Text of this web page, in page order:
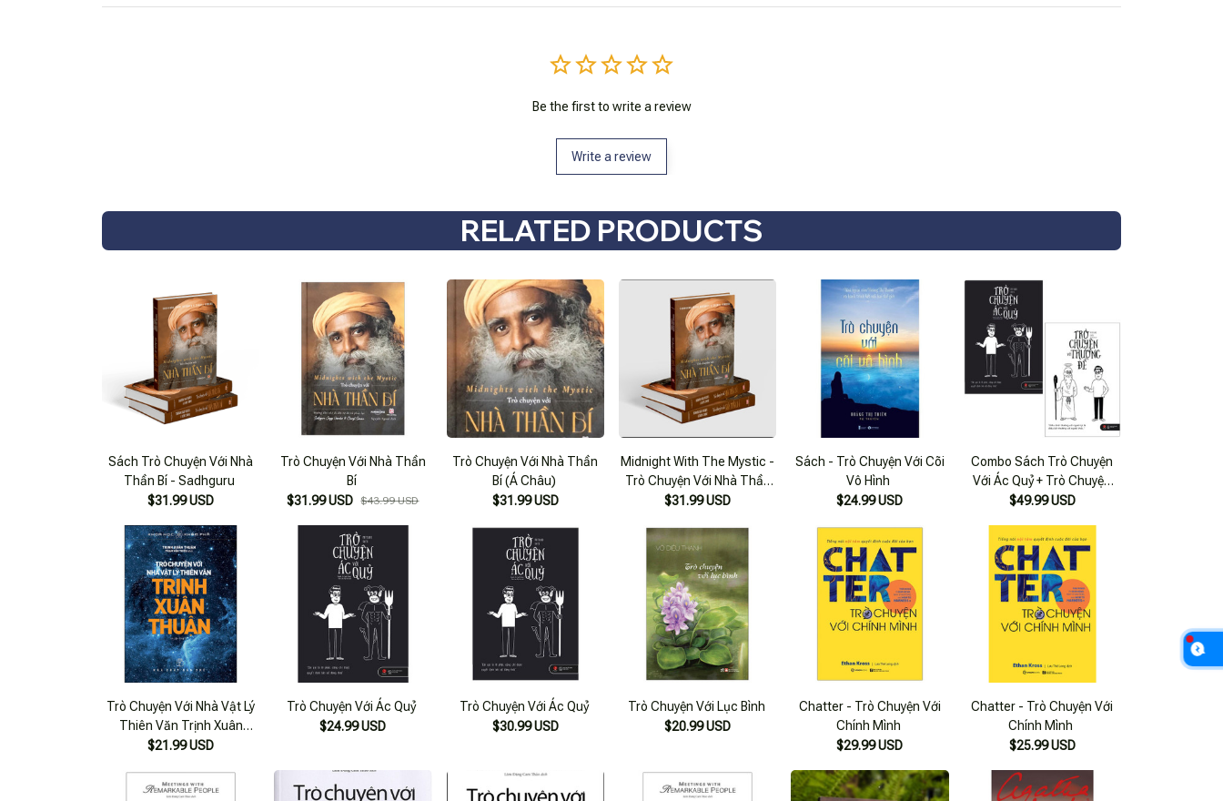
Be the first to write a review
Write a review
RELATED PRODUCTS
Sách Trò Chuyện Với Nhà
Thần Bí - Sadhguru
$31.99 USD
Trò Chuyện Với Nhà Thần
Bí
$31.99 USD
$43.99 USD
Trò Chuyện Với Nhà Thần
Bí (Á Châu)
$31.99 USD
Midnight With The Mystic -
Trò Chuyện Với Nhà Thần
Bí
$31.99 USD
Sách - Trò Chuyện Với Cõi
Vô Hình
$24.99 USD
Combo Sách Trò Chuyện
Với Ác Quỷ + Trò Chuyện
Với Thượng Đế (Bộ 2 Cuốn)
$49.99 USD
Trò Chuyện Với Nhà Vật Lý
Thiên Văn Trịnh Xuân
Thuận
$21.99 USD
Trò Chuyện Với Ác Quỷ
$24.99 USD
Trò Chuyện Với Ác Quỷ
$30.99 USD
Trò Chuyện Với Lục Bình
$20.99 USD
Chatter - Trò Chuyện Với
Chính Mình
$29.99 USD
Chatter - Trò Chuyện Với
Chính Mình
$25.99 USD